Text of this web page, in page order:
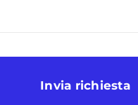
Invia richiesta